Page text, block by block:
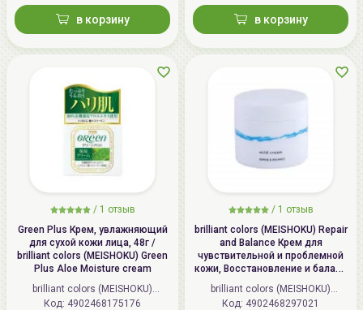
в корзину в корзину
/ 1 отзыв
Green Plus Крем, увлажняющий
для сухой кожи лица, 48г /
brilliant colors (MEISHOKU) Green
Plus Aloe Moisture cream
brilliant colors (MEISHOKU)
(Япония)
Код: 4902468175176
/ 1 отзыв
brilliant colors (MEISHOKU) Repair
and Balance Крем для
чувствительной и проблемной
кожи, Восстановление и баланс
| 45г | Repair and Balance Mild
Cream
brilliant colors (MEISHOKU)
(Япония)
Код: 4902468297021